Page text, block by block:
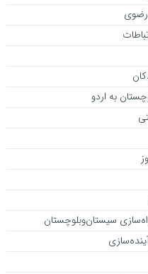
به اردو
سیستان‌وبلوچستان